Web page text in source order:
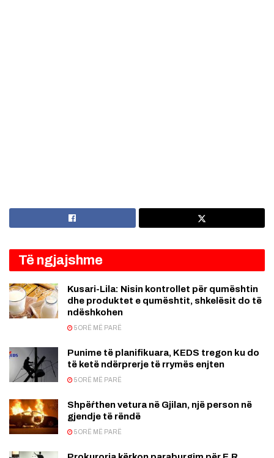
Të ngjajshme
Kusari-Lila: Nisin kontrollet për qumështin
dhe produktet e qumështit, shkelësit do të
ndëshkohen
5 ORË MË PARË
Punime të planifikuara, KEDS tregon ku do
të ketë ndërprerje të rrymës enjten
5 ORË MË PARË
Shpëŕthen vetura në Gjilan, një person në
gjendje të rëndë
5 ORË MË PARË